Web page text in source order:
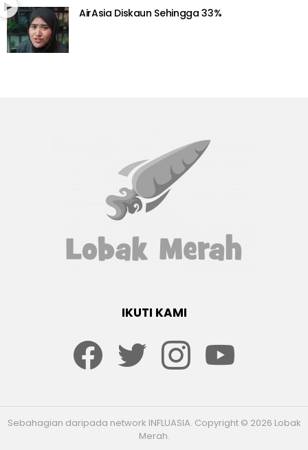
AirAsia Diskaun Sehingga 33%
IKUTI KAMI
Sebahagian daripada network INFLUASIA. Copyright © 2026 Lobak
Merah.